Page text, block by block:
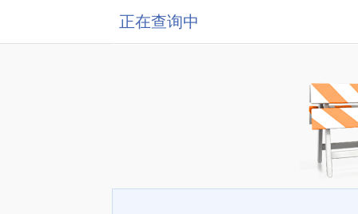
正在查询中